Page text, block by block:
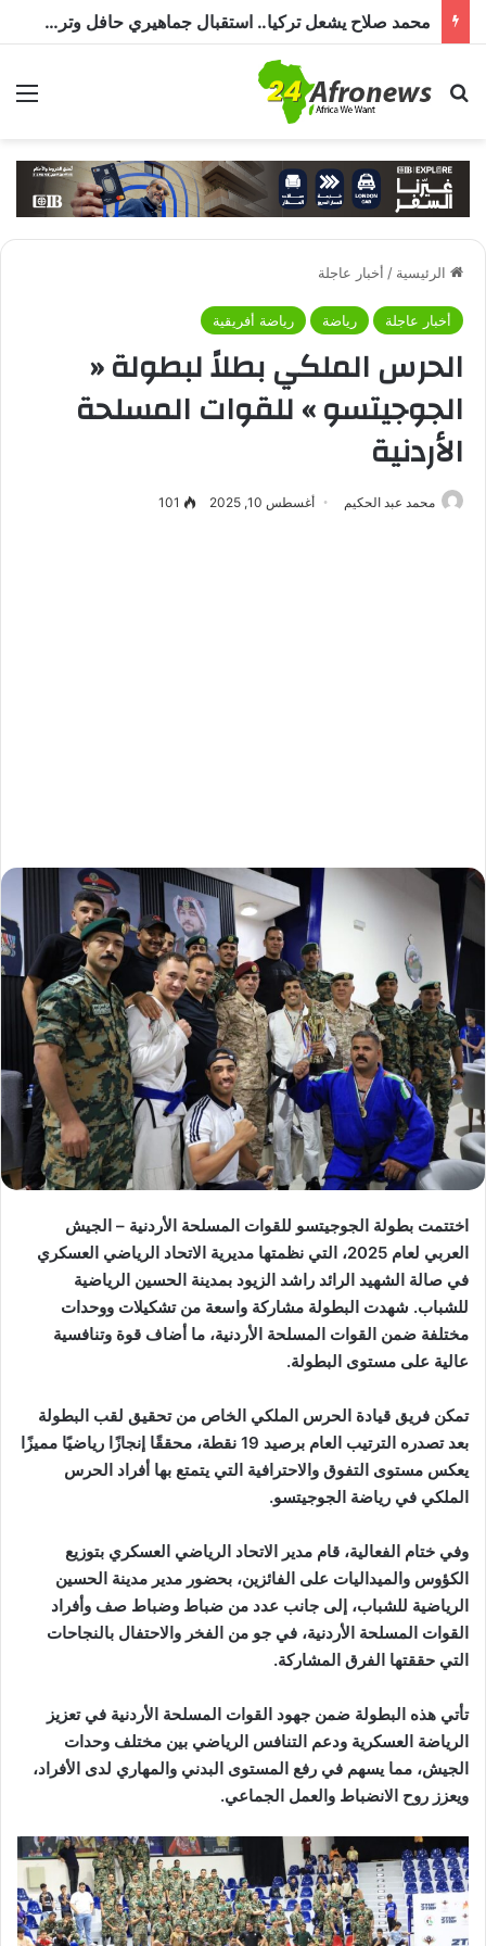
محمد صلاح يشعل تركيا.. استقبال جماهيري حافل وترحيب بـ”الملك المصري” قبل انضمامه إلى طرابزون سبور
بحث عن
الرئيسية / أخبار عاجلة
أخبار عاجلة رياضة رياضة أفريقية
الحرس الملكي بطلاً لبطولة «
الجوجيتسو » للقوات المسلحة
الأردنية
محمد عبد الحكيم أغسطس 10, 2025 101
اختتمت بطولة الجوجيتسو للقوات المسلحة الأردنية – الجيش
العربي لعام 2025، التي نظمتها مديرية الاتحاد الرياضي العسكري
في صالة الشهيد الرائد راشد الزيود بمدينة الحسين الرياضية
للشباب. شهدت البطولة مشاركة واسعة من تشكيلات ووحدات
مختلفة ضمن القوات المسلحة الأردنية، ما أضاف قوة وتنافسية
عالية على مستوى البطولة.
تمكن فريق قيادة الحرس الملكي الخاص من تحقيق لقب البطولة
بعد تصدره الترتيب العام برصيد 19 نقطة، محققًا إنجازًا رياضيًا مميزًا
يعكس مستوى التفوق والاحترافية التي يتمتع بها أفراد الحرس
الملكي في رياضة الجوجيتسو.
وفي ختام الفعالية، قام مدير الاتحاد الرياضي العسكري بتوزيع
الكؤوس والميداليات على الفائزين، بحضور مدير مدينة الحسين
الرياضية للشباب، إلى جانب عدد من ضباط وضباط صف وأفراد
القوات المسلحة الأردنية، في جو من الفخر والاحتفال بالنجاحات
التي حققتها الفرق المشاركة.
تأتي هذه البطولة ضمن جهود القوات المسلحة الأردنية في تعزيز
الرياضة العسكرية ودعم التنافس الرياضي بين مختلف وحدات
الجيش، مما يسهم في رفع المستوى البدني والمهاري لدى الأفراد،
ويعزز روح الانضباط والعمل الجماعي.